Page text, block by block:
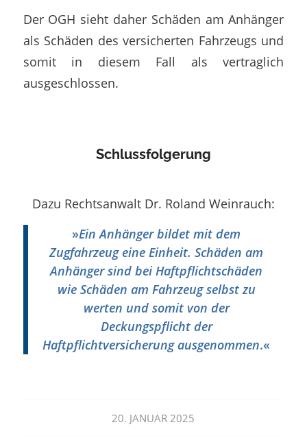
Der OGH sieht daher Schäden am Anhänger
als Schäden des versicherten Fahrzeugs und
somit in diesem Fall als vertraglich
ausgeschlossen.
Schlussfolgerung
Dazu Rechtsanwalt Dr. Roland Weinrauch:
»Ein Anhänger bildet mit dem
Zugfahrzeug eine Einheit. Schäden am
Anhänger sind bei Haftpflichtschäden
wie Schäden am Fahrzeug selbst zu
werten und somit von der
Deckungspflicht der
Haftpflichtversicherung ausgenommen.«
20. JANUAR 2025